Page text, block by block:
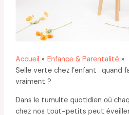
Accueil
Enfance & Parentalité
Selle verte chez l’enfant : quand
vraiment ?
Dans le tumulte quotidien où
chez nos tout-petits peut